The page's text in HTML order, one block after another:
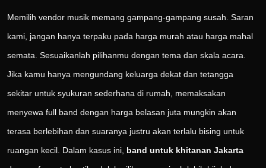
Memilih vendor musik memang gampang-gampang susah. Saran
kami, jangan hanya terpaku pada harga murah atau harga mahal
semata. Sesuaikanlah pilihanmu dengan tema dan skala acara.
Jika kamu hanya mengundang keluarga dekat dan tetangga
sekitar untuk syukuran sederhana di rumah, memaksakan
menyewa full band dengan harga belasan juta mungkin akan
terasa berlebihan dan suaranya justru akan terlalu bising untuk
ruangan kecil. Dalam kasus ini, band untuk khitanan Jakarta